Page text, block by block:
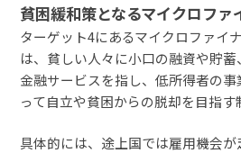
貧困緩和策となるマイクロファ
ターゲット4にあるマイクロファイ
は、貧しい人々に小口の融資や貯
金融サービスを指し、低所得者の
って自立や貧困からの脱却を目指す
具体的には、途上国では雇用機会